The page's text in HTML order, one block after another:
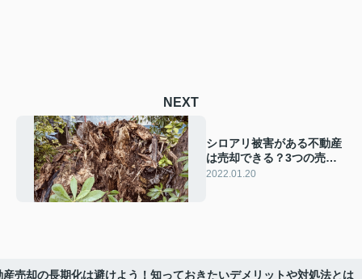
NEXT
シロアリ被害がある不動産
は売却できる？3つの売却
方法と売却のコツとは
2022.01.20
産売却の長期化は避けよう！知っておきたいデメリットや対処法とは